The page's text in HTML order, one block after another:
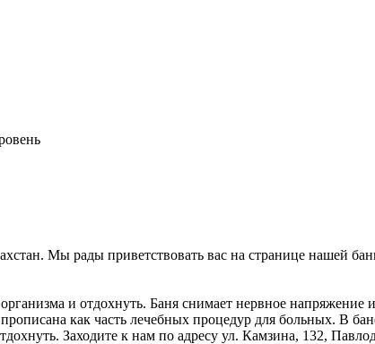
Мы рады приветствовать вас на странице нашей
и отдохнуть. Баня снимает нервное напряжение и
как часть лечебных процедур для больных. В
Заходите к нам по адресу ул. Камзина, 132,